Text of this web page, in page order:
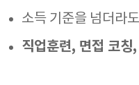
소득 기준을 넘더라
직업훈련, 면접 코칭